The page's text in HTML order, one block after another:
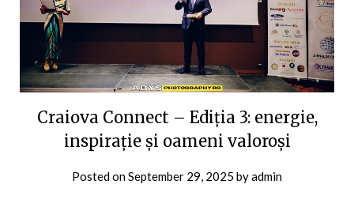
Craiova Connect – Ediția 3: energie,
inspirație și oameni valoroși
Posted onSeptember 29, 2025 byadmin